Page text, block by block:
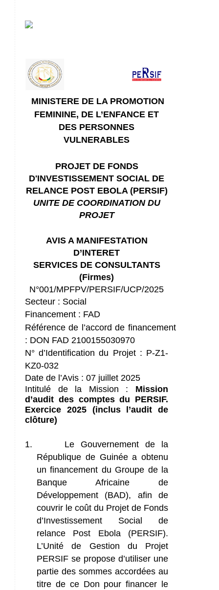
MINISTERE DE LA PROMOTION
FEMININE, DE L’ENFANCE ET
DES PERSONNES
VULNERABLES
PROJET DE FONDS
D'INVESTISSEMENT SOCIAL DE
RELANCE POST EBOLA (PERSIF)
UNITE DE COORDINATION DU
PROJET
AVIS A MANIFESTATION
D’INTERET
SERVICES DE CONSULTANTS
(Firmes)
N°001/MPFPV/PERSIF/UCP/2025
Secteur : Social
Financement : FAD
Référence de l’accord de financement
: DON FAD 2100155030970
N° d’Identification du Projet: P-Z1-
KZ0-032
Date de l’Avis : 07 juillet 2025
Intitulé de la Mission : Mission
d’audit des comptes du PERSIF.
Exercice 2025(inclus l’audit de
clôture)
1.
Le Gouvernement de la
République de Guinée a obtenu
un financement du Groupe de la
Banque Africaine de
Développement (BAD), afin de
couvrir le coût du Projet de Fonds
d’Investissement Social de
relance Post Ebola (PERSIF).
L’Unité de Gestion du Projet
PERSIF se propose d’utiliser une
partie des sommes accordées au
titre de ce Don pour financer le